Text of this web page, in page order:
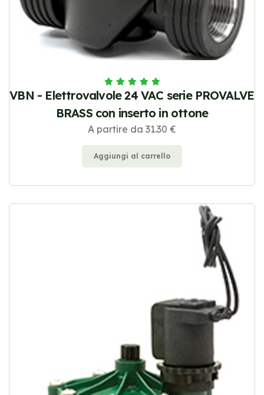
VBN - Elettrovalvole 24 VAC serie PROVALVE
BRASS con inserto in ottone
A partire da 31.30 €
Aggiungi al carrello